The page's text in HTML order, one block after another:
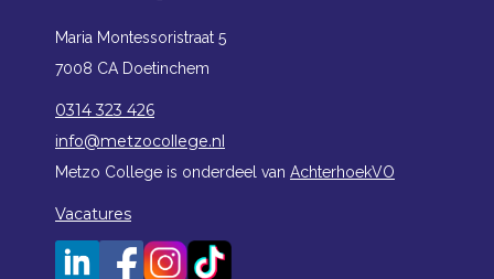
Maria Montessoristraat 5
7008 CA Doetinchem
0314 323 426
info@metzocollege.nl
Metzo College is onderdeel van AchterhoekVO
Vacatures